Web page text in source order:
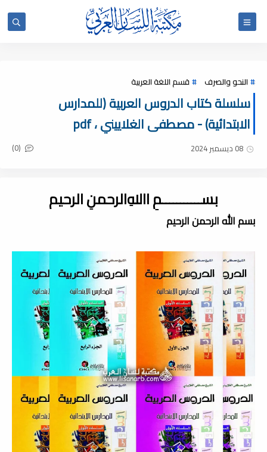
النحو والصرف قسم اللغة العربية
سلسلة كتاب الدروس العربية (للمدارس
الابتدائية) - مصطفى الغلاييني ، pdf
08 ديسمبر 2024 (0)
بســـــــــــمِ اﷲِالرحمنِ الرحيم
بسم الله الرحمن الرحيم